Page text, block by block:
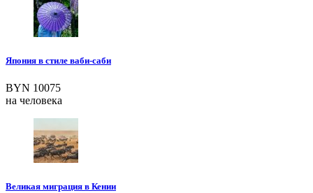
Япония в стиле ваби-саби
BYN 10075
на человека
Великая миграция в Кении